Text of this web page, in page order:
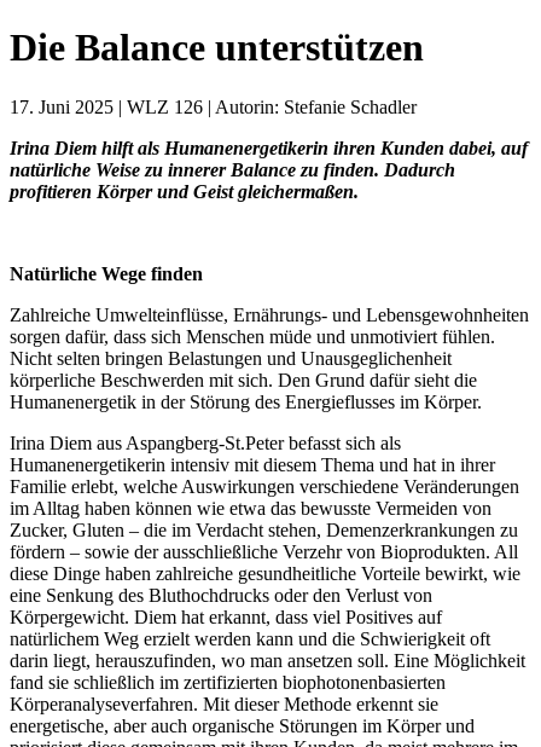
Die Balance unterstützen
17. Juni 2025 | WLZ 126 | Autorin: Stefanie Schadler
Irina Diem hilft als Humanenergetikerin ihren Kunden dabei, auf
natürliche Weise zu innerer Balance zu finden. Dadurch
profitieren Körper und Geist gleichermaßen.
Natürliche Wege finden
Zahlreiche Umwelteinflüsse, Ernährungs- und Lebensgewohnheiten
sorgen dafür, dass sich Menschen müde und unmotiviert fühlen.
Nicht selten bringen Belastungen und Unausgeglichenheit
körperliche Beschwerden mit sich. Den Grund dafür sieht die
Humanenergetik in der Störung des Energieflusses im Körper.
Irina Diem aus Aspangberg-St.Peter befasst sich als
Humanenergetikerin intensiv mit diesem Thema und hat in ihrer
Familie erlebt, welche Auswirkungen verschiedene Veränderungen
im Alltag haben können wie etwa das bewusste Vermeiden von
Zucker, Gluten – die im Verdacht stehen, Demenzerkrankungen zu
fördern – sowie der ausschließliche Verzehr von Bioprodukten. All
diese Dinge haben zahlreiche gesundheitliche Vorteile bewirkt, wie
eine Senkung des Bluthochdrucks oder den Verlust von
Körpergewicht. Diem hat erkannt, dass viel Positives auf
natürlichem Weg erzielt werden kann und die Schwierigkeit oft
darin liegt, herauszufinden, wo man ansetzen soll. Eine Möglichkeit
fand sie schließlich im zertifizierten biophotonenbasierten
Körperanalyseverfahren. Mit dieser Methode erkennt sie
energetische, aber auch organische Störungen im Körper und